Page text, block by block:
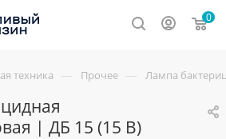
0
техника — Прочее — Лампа
| ДБ 15 (15 В)